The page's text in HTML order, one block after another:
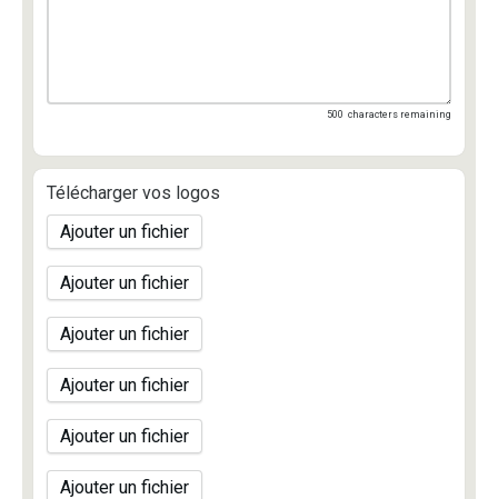
500 characters remaining
Télécharger vos logos
Ajouter un fichier
Ajouter un fichier
Ajouter un fichier
Ajouter un fichier
Ajouter un fichier
Ajouter un fichier